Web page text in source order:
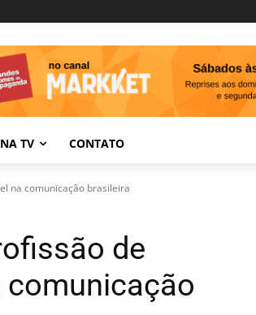
TV CONTATO
na comunicação brasileira
de
comunicação